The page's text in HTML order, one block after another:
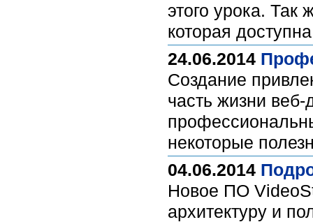
этого урока. Так
которая
24.06.2014
Создание
часть жизни
некоторые
04.06.2014
Новое ПО
архитектуру и